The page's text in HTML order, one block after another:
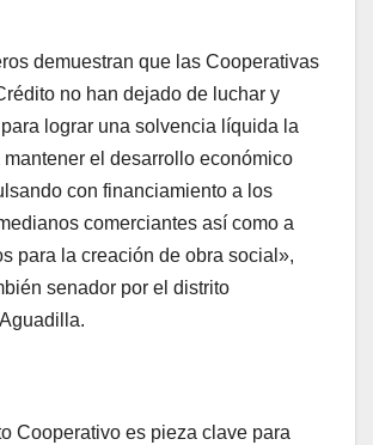
demuestran que las Cooperativas
no han dejado de luchar y
lograr una solvencia líquida la
el desarrollo económico
con financiamiento a los
comerciantes así como a
para la creación de obra social»,
senador por el distrito
Cooperativo es pieza clave para